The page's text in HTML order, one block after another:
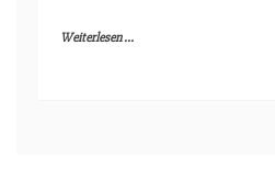
Weiterlesen ...